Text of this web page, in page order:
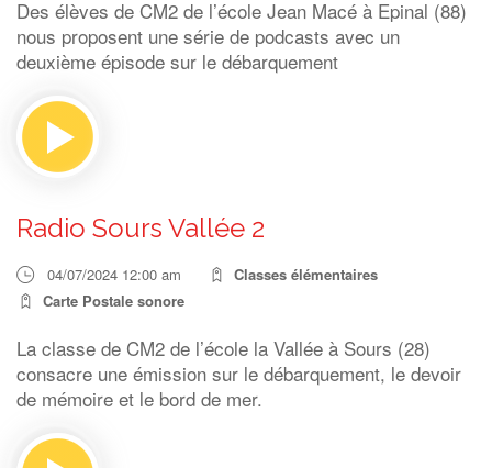
Des élèves de CM2 de l’école Jean Macé à Epinal (88)
nous proposent une série de podcasts avec un
deuxième épisode sur le débarquement
Radio Sours Vallée 2
04/07/2024 12:00 am
Classes élémentaires
Carte Postale sonore
La classe de CM2 de l’école la Vallée à Sours (28)
consacre une émission sur le débarquement, le devoir
de mémoire et le bord de mer.